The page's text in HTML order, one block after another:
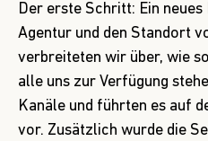
Der erste Schritt: Ein
Agentur und den Standort
verbreiteten wir über, wie
alle uns zur Verfügung
Kanäle und führten es auf
vor. Zusätzlich wurde die